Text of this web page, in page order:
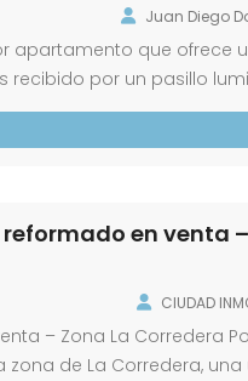
Juan Diego
apartamento que ofrece
recibido por un pasillo
con aire acondicionado.
la […]
reformado en venta
CIUDAD
– Zona La Corredera
de La Corredera,